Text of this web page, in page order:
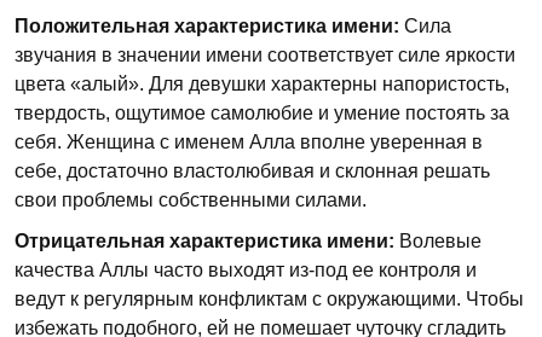
Положительная характеристика имени: Сила
звучания в значении имени соответствует силе яркости
цвета «алый». Для девушки характерны напористость,
твердость, ощутимое самолюбие и умение постоять за
себя. Женщина с именем Алла вполне уверенная в
себе, достаточно властолюбивая и склонная решать
свои проблемы собственными силами.
Отрицательная характеристика имени: Волевые
качества Аллы часто выходят из-под ее контроля и
ведут к регулярным конфликтам с окружающими. Чтобы
избежать подобного, ей не помешает чуточку сгладить